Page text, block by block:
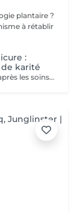
à rétablir
:
karité
Le massage du pied peut-être une continuité après les soins de pédicure: - Apporte une détente - Evacue tout stress - Stimule la circulation sanguine